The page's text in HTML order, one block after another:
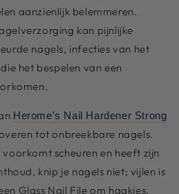
aanzienlijk belemmeren.
kan pijnlijke
nagels, infecties van het
het bespelen van een
Herome's Nail Hardener Strong
tot onbreekbare nagels.
scheuren en heeft zijn
knip je nagels niet; vijlen is
Glass Nail File om haakjes,